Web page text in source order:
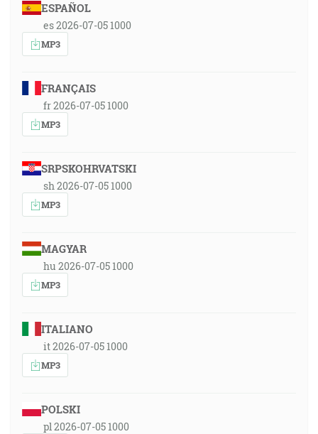
ESPAÑOL
es 2026-07-05 1000
MP3
FRANÇAIS
fr 2026-07-05 1000
MP3
SRPSKOHRVATSKI
sh 2026-07-05 1000
MP3
MAGYAR
hu 2026-07-05 1000
MP3
ITALIANO
it 2026-07-05 1000
MP3
POLSKI
pl 2026-07-05 1000